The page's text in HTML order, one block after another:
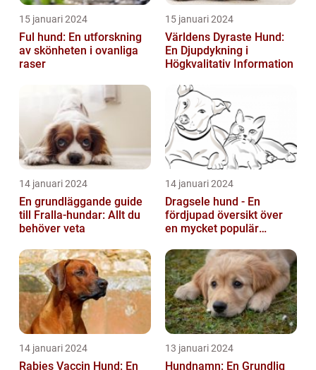
15 januari 2024
Ful hund: En utforskning
av skönheten i ovanliga
raser
15 januari 2024
Världens Dyraste Hund:
En Djupdykning i
Högkvalitativ Information
14 januari 2024
En grundläggande guide
till Fralla-hundar: Allt du
behöver veta
14 januari 2024
Dragsele hund - En
fördjupad översikt över
en mycket populär
14 januari 2024
Rabies Vaccin Hund: En
13 januari 2024
Hundnamn: En Grundlig